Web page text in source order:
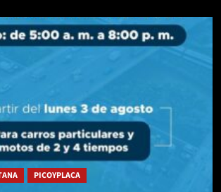
PICOYPLACA